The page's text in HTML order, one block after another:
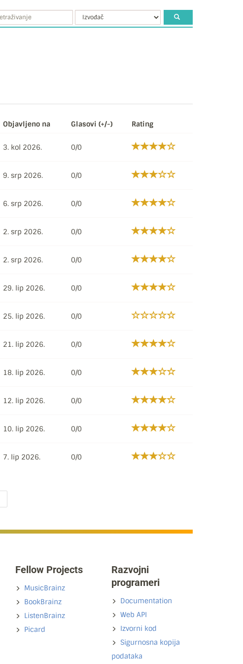
Objavljeno na Glasovi (+/-) Rating
3. kol 2026. 0/0
9. srp 2026. 0/0
6. srp 2026. 0/0
2. srp 2026. 0/0
2. srp 2026. 0/0
29. lip 2026. 0/0
25. lip 2026. 0/0
21. lip 2026. 0/0
18. lip 2026. 0/0
12. lip 2026. 0/0
10. lip 2026. 0/0
7. lip 2026. 0/0
Fellow Projects
MusicBrainz
BookBrainz
ListenBrainz
Picard
Razvojni
programeri
Documentation
Web API
Izvorni kod
Sigurnosna kopija
podataka